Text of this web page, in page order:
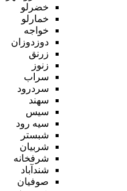
خضرلو
خمارلو
خواجه
دوزدوزان
زرنق
زنوز
سراب
سردرود
سهند
سیس
سیه رود
شبستر
شربیان
شرفخانه
شندآباد
صوفیان